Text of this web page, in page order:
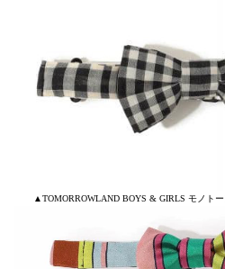
▲TOMORROWLAND BOYS & GIRLS モノト